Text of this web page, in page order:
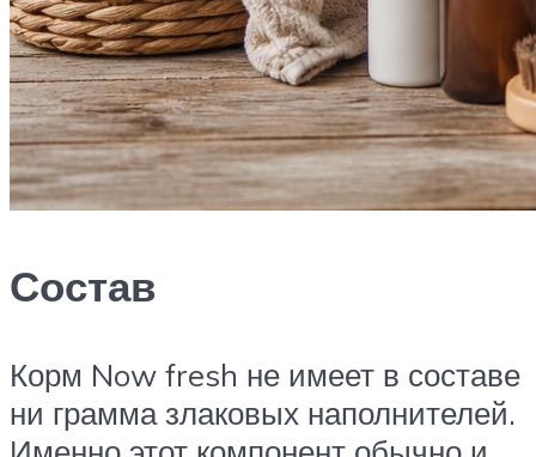
Состав
Корм Now fresh не имеет в составе
ни грамма злаковых наполнителей.